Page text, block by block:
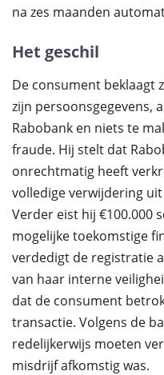
na zes maanden
Het geschil
De consument beklaagt
zijn persoonsgegevens,
Rabobank en niets te
fraude. Hij stelt dat
onrechtmatig heeft
volledige verwijdering
Verder eist hij €100.000
mogelijke toekomstige
verdedigt de registratie
van haar interne
dat de consument
transactie. Volgens de
redelijkerwijs moeten
misdrijf afkomstig was.